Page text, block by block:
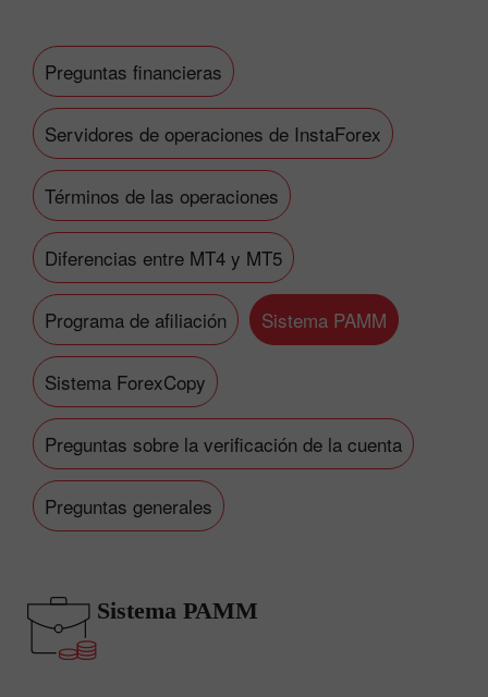
Preguntas financieras
Servidores de operaciones de InstaForex
Términos de las operaciones
Diferencias entre MT4 y MT5
Programa de afiliación Sistema PAMM
Sistema ForexCopy
Preguntas sobre la verificación de la cuenta
Preguntas generales
Sistema PAMM